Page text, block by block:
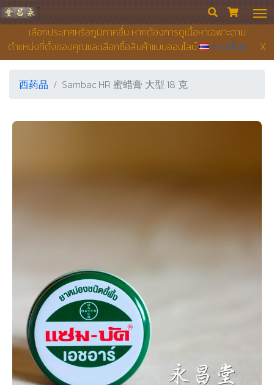
เลือกประเทศหรือภูมิภาคอื่น หากต้องการดูเนื้อหาเฉพาะตาม
ตำแหน่งที่ตั้งของคุณและเลือกซื้อสินค้าแบบออนไลน์
ภาษาไทย X
永昌堂药店  
西药品 Sambac HR 蜜蜡膏 大型 18 克